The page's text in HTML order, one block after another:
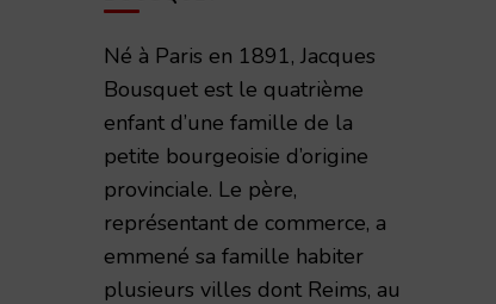
Né à Paris en 1891, Jacques
Bousquet est le quatrième
enfant d’une famille de la
petite bourgeoisie d’origine
provinciale. Le père,
représentant de commerce, a
emmené sa famille habiter
plusieurs villes dont Reims, au